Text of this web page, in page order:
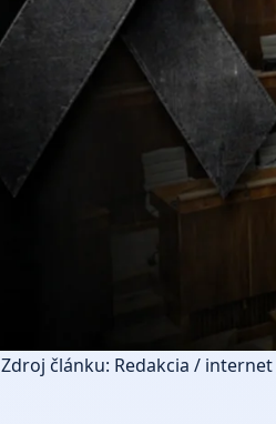
Zdroj článku: Redakcia / internet